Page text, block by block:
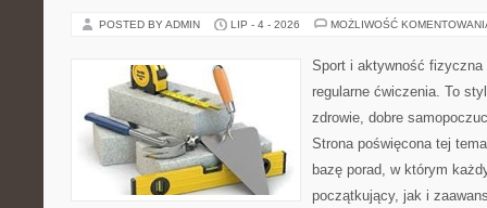
POSTED BY ADMIN LIP - 4 - 2026 MOŻLIWOŚĆ
Sport i aktywność
regularne ćwiczenia. To
zdrowie, dobre
Strona poświęcona tej
bazę porad, w którym
początkujący, jak i